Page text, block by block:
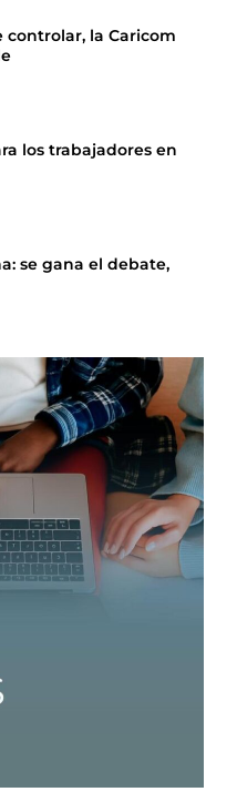
la Caricom
los trabajadores en
se gana el debate,